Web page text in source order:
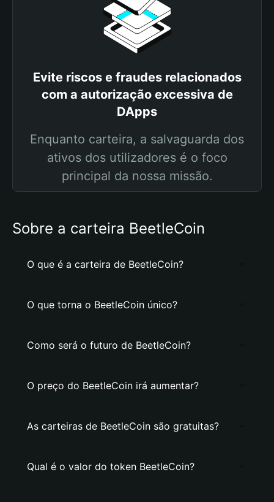
Evite riscos e fraudes relacionados
com a autorização excessiva de
DApps
Enquanto carteira, a salvaguarda dos
ativos dos utilizadores é o foco
principal da nossa missão.
Sobre a carteira BeetleCoin
O que é a carteira de BeetleCoin?
O que torna o BeetleCoin único?
Como será o futuro de BeetleCoin?
O preço do BeetleCoin irá aumentar?
As carteiras de BeetleCoin são gratuitas?
Qual é o valor do token BeetleCoin?